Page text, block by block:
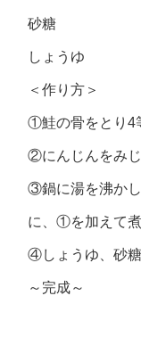
砂糖
しょうゆ
＜作り方＞
①鮭の骨をとり4
②にんじんをみじ
③鍋に湯を沸か
に、①を加えて煮
④しょうゆ、砂糖
～完成～